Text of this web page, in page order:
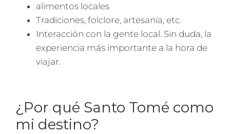
alimentos locales
Tradiciones, folclore, artesanía, etc.
Interacción con la gente local. Sin duda, la
experiencia más importante a la hora de
viajar.
¿Por qué Santo Tomé como
mi destino?